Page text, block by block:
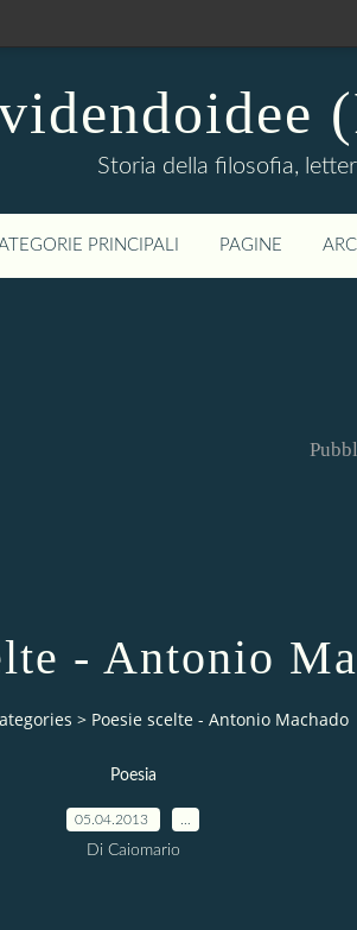
Storia della filosofia,
PRINCIPALI PAGINE
- Antonio
> Poesie scelte - Antonio Machado
Poesia
05.04.2013
Di Caiomario